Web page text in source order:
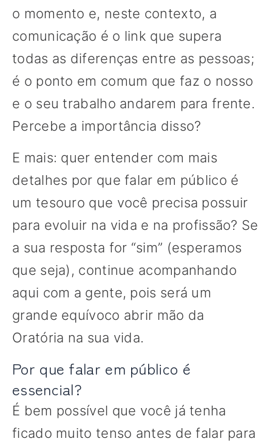
o momento e, neste contexto, a
comunicação é o link que supera
todas as diferenças entre as pessoas;
é o ponto em comum que faz o nosso
e o seu trabalho andarem para frente.
Percebe a importância disso?
E mais: quer entender com mais
detalhes por que falar em público é
um tesouro que você precisa possuir
para evoluir na vida e na profissão? Se
a sua resposta for “sim” (esperamos
que seja), continue acompanhando
aqui com a gente, pois será um
grande equívoco abrir mão da
Oratória na sua vida.
Por que falar em público é
essencial?
É bem possível que você já tenha
ficado muito tenso antes de falar para